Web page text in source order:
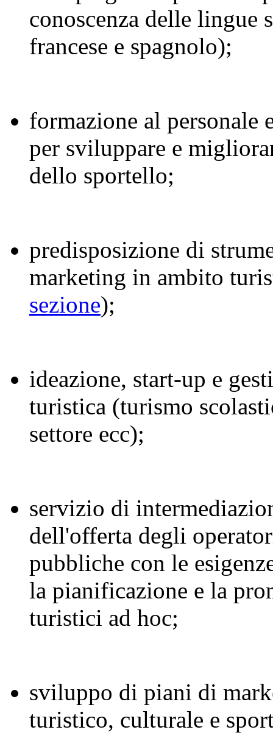
conoscenza delle lingue
francese e spagnolo);
formazione al personale
per sviluppare e
dello sportello;
predisposizione di
marketing in ambito
sezione);
ideazione, start-up e
turistica (turismo
settore ecc);
servizio di
dell'offerta degli
pubbliche con le
la pianificazione e la
turistici ad hoc;
sviluppo di piani di
turistico, culturale e